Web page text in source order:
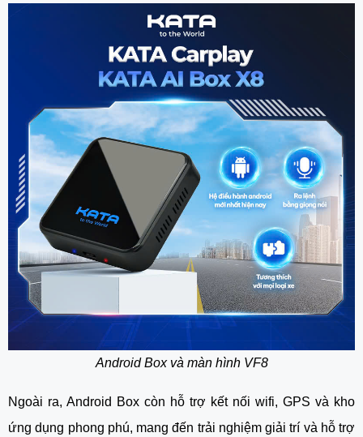
Android Box và màn hình VF8
Ngoài ra, Android Box còn hỗ trợ kết nối wifi, GPS và kho
ứng dụng phong phú, mang đến trải nghiệm giải trí và hỗ trợ